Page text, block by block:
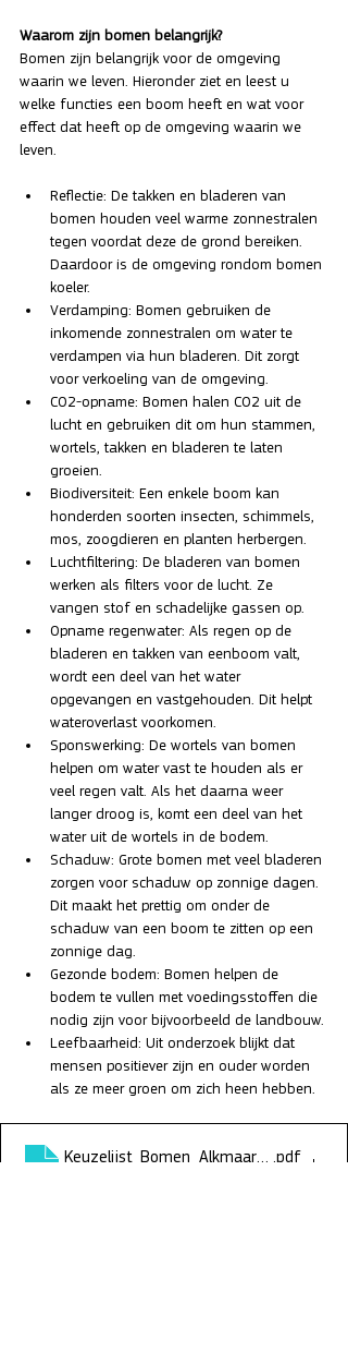
Waarom zijn bomen belangrijk?
Bomen zijn belangrijk voor de omgeving
waarin we leven. Hieronder ziet en leest u
welke functies een boom heeft en wat voor
effect dat heeft op de omgeving waarin we
leven.
Reflectie: De takken en bladeren van
bomen houden veel warme zonnestralen
tegen voordat deze de grond bereiken.
Daardoor is de omgeving rondom bomen
koeler.
Verdamping: Bomen gebruiken de
inkomende zonnestralen om water te
verdampen via hun bladeren. Dit zorgt
voor verkoeling van de omgeving.
CO2-opname: Bomen halen CO2 uit de
lucht en gebruiken dit om hun stammen,
wortels, takken en bladeren te laten
groeien.
Biodiversiteit: Een enkele boom kan
honderden soorten insecten, schimmels,
mos, zoogdieren en planten herbergen.
Luchtfiltering: De bladeren van bomen
werken als filters voor de lucht. Ze
vangen stof en schadelijke gassen op.
Opname regenwater: Als regen op de
bladeren en takken van eenboom valt,
wordt een deel van het water
opgevangen en vastgehouden. Dit helpt
wateroverlast voorkomen.
Sponswerking: De wortels van bomen
helpen om water vast te houden als er
veel regen valt. Als het daarna weer
langer droog is, komt een deel van het
water uit de wortels in de bodem.
Schaduw: Grote bomen met veel bladeren
zorgen voor schaduw op zonnige dagen.
Dit maakt het prettig om onder de
schaduw van een boom te zitten op een
zonnige dag.
Gezonde bodem: Bomen helpen de
bodem te vullen met voedingsstoffen die
nodig zijn voor bijvoorbeeld de landbouw.
Leefbaarheid: Uit onderzoek blijkt dat
mensen positiever zijn en ouder worden
als ze meer groen om zich heen hebben.
Keuzelijst_Bomen_Alkmaar_2025
.pdf